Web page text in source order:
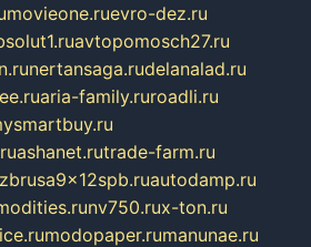
movieone.ruevro-dez.ru
avtopomosch27.ru
nertansaga.rudelanalad.ru
aria-family.ruroadli.ru
ashanet.rutrade-farm.ru
autodamp.ru
nv750.rux-ton.ru
modopaper.rumanunae.ru